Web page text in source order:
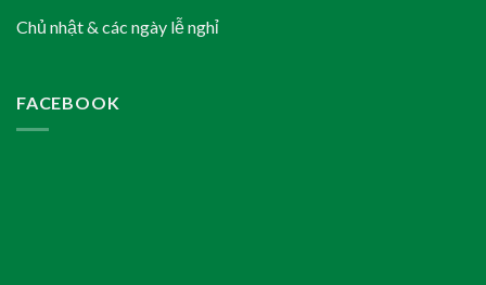
Chủ nhật & các ngày lễ nghỉ
FACEBOOK